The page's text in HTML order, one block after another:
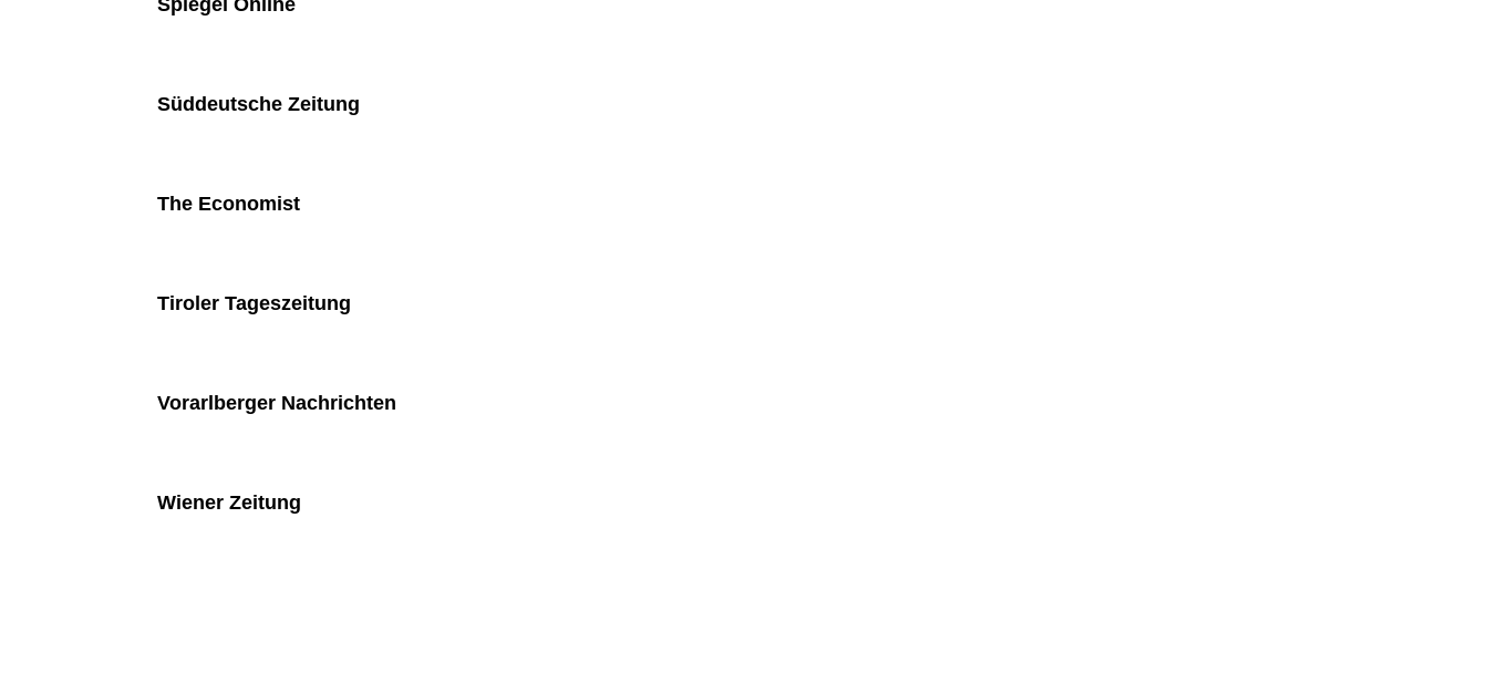
Spiegel Online
Süddeutsche Zeitung
The Economist
Tiroler Tageszeitung
Vorarlberger Nachrichten
Wiener Zeitung